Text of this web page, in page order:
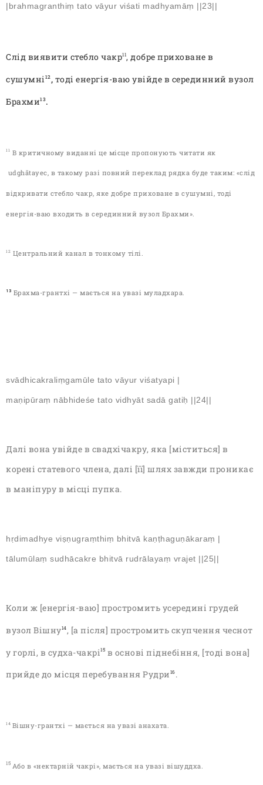
|brahmagranthiṃ tato vāyur viśati madhyamāṃ ||23||
Слід виявити стебло чакр11, добре приховане в
сушумні12, тоді енергія-ваю увійде в серединний вузол
Брахми13.
11 В критичному виданні це місце пропонують читати як
udghātayec, в такому разі повний переклад рядка буде таким: «слід
відкривати стебло чакр, яке добре приховане в сушумні, тоді
енергія-ваю входить в серединний вузол Брахми».
12 Центральний канал в тонкому тілі.
13 Брахма-грантхі — мається на увазі муладхара.
svādhicakraliṃgamūle tato vāyur viśatyapi |
maṇipūraṃ nābhideśe tato vidhyāt sadā gatiḥ ||24||
Далі вона увійде в свадхічакру, яка [міститься] в
корені статевого члена, далі [її] шлях завжди проникає
в маніпуру в місці пупка.
hṛdimadhye viṣṇugraṃthiṃ bhitvā kaṇṭhaguṇākaraṃ |
tālumūlaṃ sudhācakre bhitvā rudrālayaṃ vrajet ||25||
Коли ж [енергія-ваю] простромить усередині грудей
вузол Вішну14, [а після] простромить скупчення чеснот
у горлі, в судха-чакрі15 в основі піднебіння, [тоді вона]
прийде до місця перебування Рудри16.
14 Вішну-грантхі — мається на увазі анахата.
15 Або в «нектарній чакрі», мається на увазі вішуддха